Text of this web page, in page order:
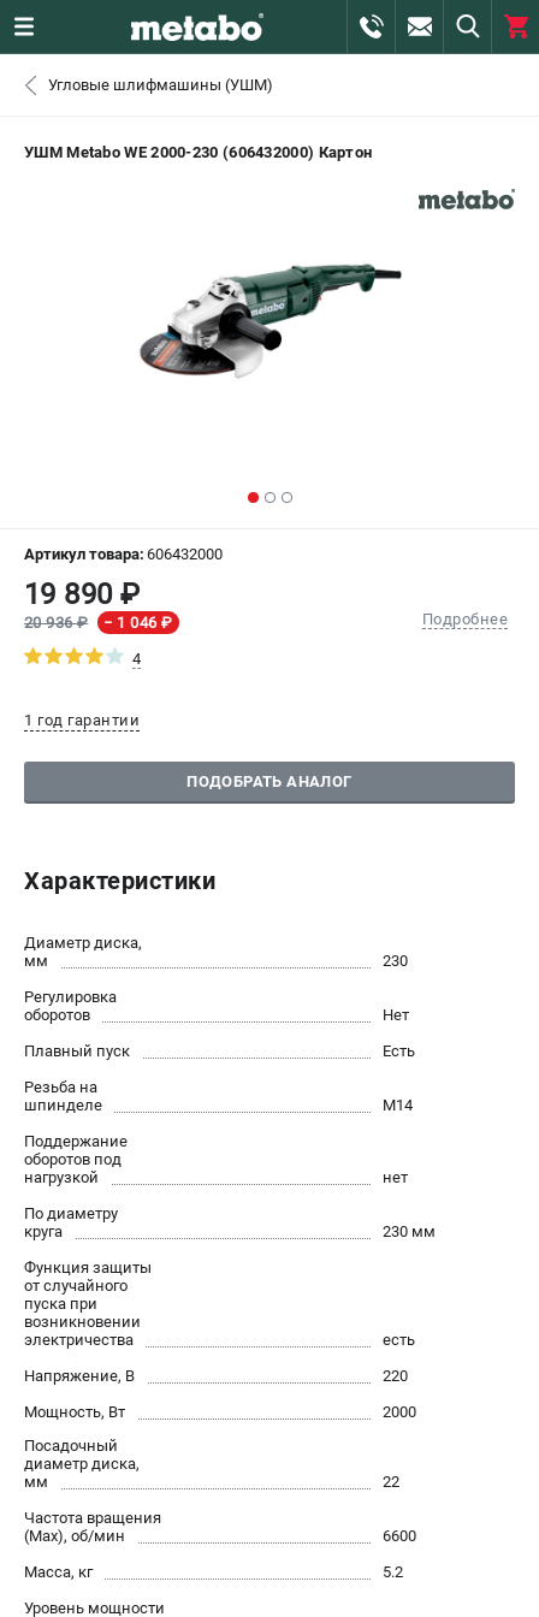
СЕРВИС
ИЗБРАННОЕ
СРАВНЕНИЕ
ЗАКАЗАТЬ ЗАПЧАСТЬ
+7 (911) 360-06-14 | +7 (8112) 59-10-67
ПОМОНА
0 ₽
Юридическим лицам
Контакты
Правила обмена и возврата
Способы оплаты
О компании
О бренде
Политика обработки персональных данных
Новости
Программа бонусов
Пользовательское соглашение
СЕТЕВОЙ ЭЛЕКТРОИНСТРУМЕНТ
Угловые шлифмашины (УШМ)
Перфораторы
Пылесосы
АККУМУЛЯТОРНЫЙ ИНСТРУМЕНТ
Угловые шлифмашины (УШМ)
УШМ Metabo WE 2000-230 (606432000) Картон
Артикул товара: 606432000
19 890 ₽
20 936 ₽
− 1 046 ₽
4
Подробнее
1 год гарантии
ПОДОБРАТЬ АНАЛОГ
Характеристики
Диаметр диска,
мм
230
Регулировка
оборотов
Нет
Плавный пуск
Есть
Резьба на
шпинделе
М14
Поддержание
оборотов под
нагрузкой
нет
По диаметру
круга
230 мм
Функция защиты
от случайного
пуска при
возникновении
электричества
есть
Напряжение, В
220
Мощность, Вт
2000
Посадочный
диаметр диска,
мм
22
Частота вращения
(Max), об/мин
6600
Масса, кг
5.2
Уровень мощности